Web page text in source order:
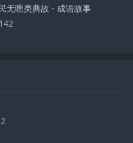
无噍类典故 - 成语故事
142